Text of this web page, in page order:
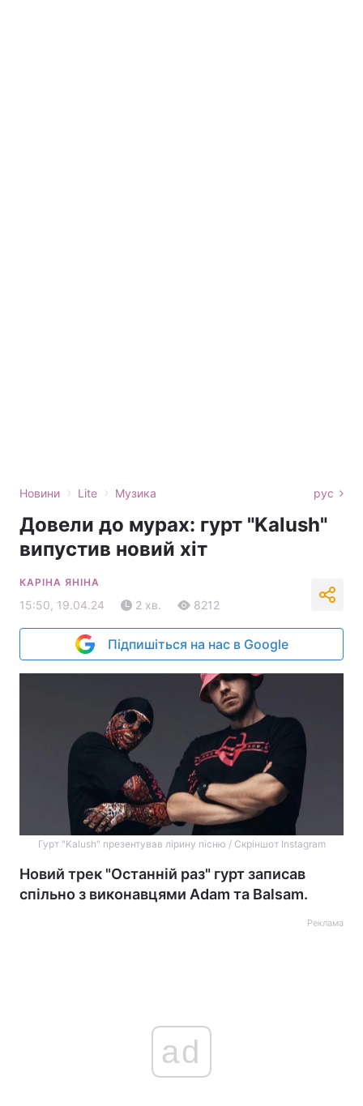
Новини › Lite › Музика рус
Довели до мурах: гурт "Kalush"
випустив новий хіт
КАРІНА ЯНІНА
15:50, 19.04.24 2 хв. 8212
Підпишіться на нас в Google
Гурт "Kalush" презентував лірину пісню / Скріншот Instagram
Новий трек "Останній раз" гурт записав
спільно з виконавцями Adam та Balsam.
Реклама
ad